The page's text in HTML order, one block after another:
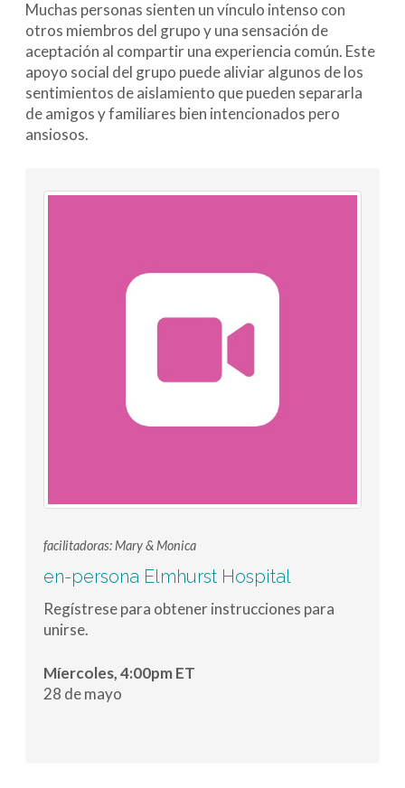
Muchas personas sienten un vínculo intenso con
otros miembros del grupo y una sensación de
aceptación al compartir una experiencia común. Este
apoyo social del grupo puede aliviar algunos de los
sentimientos de aislamiento que pueden separarla
de amigos y familiares bien intencionados pero
ansiosos.
facilitadoras: Mary & Monica
en-persona Elmhurst Hospital
Regístrese para obtener instrucciones para
unirse.
Míercoles, 4:00pm ET
28 de mayo